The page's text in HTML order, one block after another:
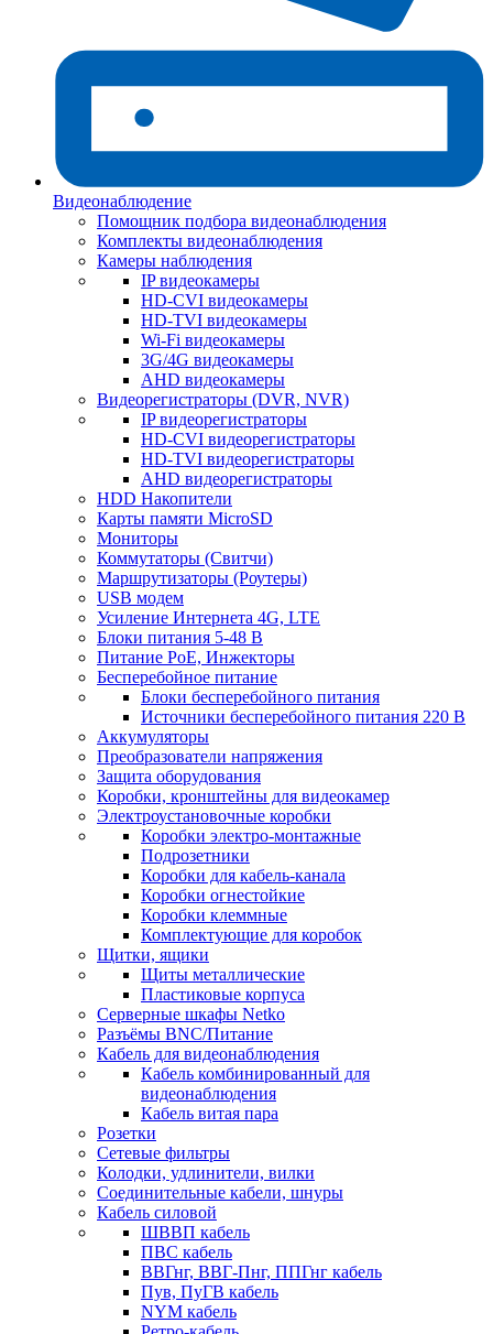
Видеонаблюдение
Помощник подбора видеонаблюдения
Комплекты видеонаблюдения
Камеры наблюдения
IP видеокамеры
HD-CVI видеокамеры
HD-TVI видеокамеры
Wi-Fi видеокамеры
3G/4G видеокамеры
AHD видеокамеры
Видеорегистраторы (DVR, NVR)
IP видеорегистраторы
HD-CVI видеорегистраторы
HD-TVI видеорегистраторы
AHD видеорегистраторы
HDD Накопители
Карты памяти MicroSD
Мониторы
Коммутаторы (Свитчи)
Маршрутизаторы (Роутеры)
USB модем
Усиление Интернета 4G, LTE
Блоки питания 5-48 В
Питание PoE, Инжекторы
Бесперебойное питание
Блоки бесперебойного питания
Источники бесперебойного питания 220 В
Аккумуляторы
Преобразователи напряжения
Защита оборудования
Коробки, кронштейны для видеокамер
Электроустановочные коробки
Коробки электро-монтажные
Подрозетники
Коробки для кабель-канала
Коробки огнестойкие
Коробки клеммные
Комплектующие для коробок
Щитки, ящики
Щиты металлические
Пластиковые корпуса
Серверные шкафы Netko
Разъёмы BNC/Питание
Кабель для видеонаблюдения
Кабель комбинированный для
видеонаблюдения
Кабель витая пара
Розетки
Сетевые фильтры
Колодки, удлинители, вилки
Соединительные кабели, шнуры
Кабель силовой
ШВВП кабель
ПВС кабель
ВВГнг, ВВГ-Пнг, ППГнг кабель
Пув, ПуГВ кабель
NYM кабель